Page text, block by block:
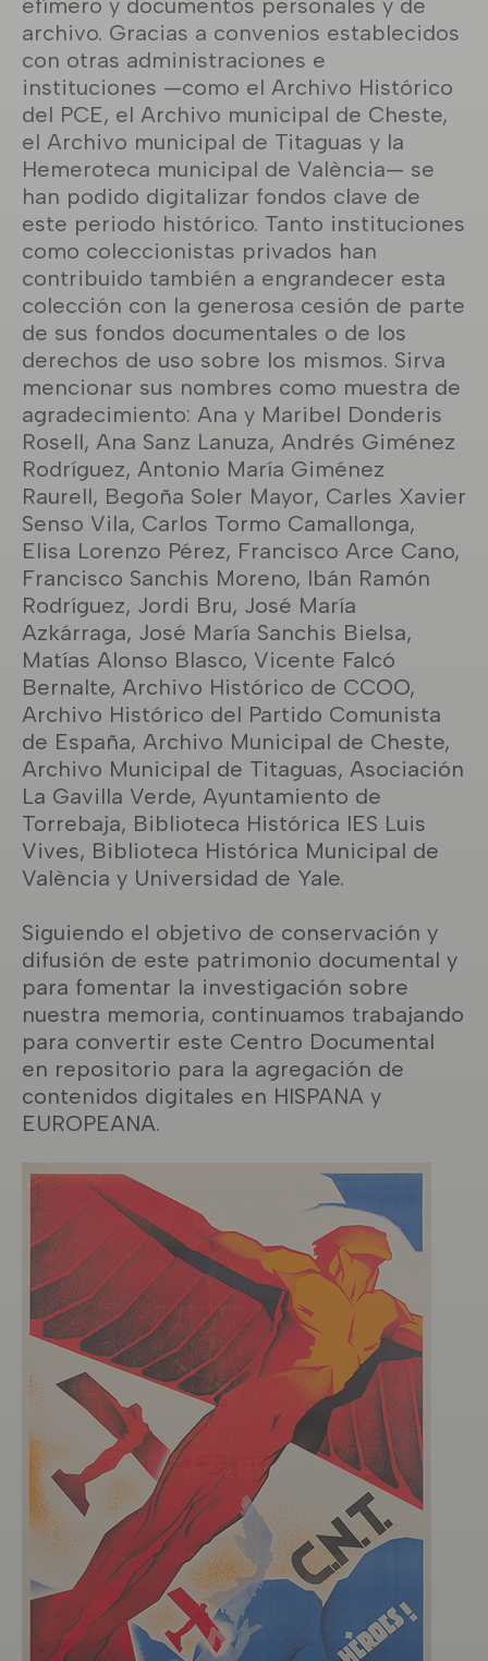
efímero y documentos personales y de
archivo. Gracias a convenios establecidos
con otras administraciones e
instituciones —como el Archivo Histórico
del PCE, el Archivo municipal de Cheste,
el Archivo municipal de Titaguas y la
Hemeroteca municipal de València— se
han podido digitalizar fondos clave de
este periodo histórico. Tanto instituciones
como coleccionistas privados han
contribuido también a engrandecer esta
colección con la generosa cesión de parte
de sus fondos documentales o de los
derechos de uso sobre los mismos. Sirva
mencionar sus nombres como muestra de
agradecimiento: Ana y Maribel Donderis
Rosell, Ana Sanz Lanuza, Andrés Giménez
Rodríguez, Antonio María Giménez
Raurell, Begoña Soler Mayor, Carles Xavier
Senso Vila, Carlos Tormo Camallonga,
Elisa Lorenzo Pérez, Francisco Arce Cano,
Francisco Sanchis Moreno, Ibán Ramón
Rodríguez, Jordi Bru, José María
Azkárraga, José María Sanchis Bielsa,
Matías Alonso Blasco, Vicente Falcó
Bernalte, Archivo Histórico de CCOO,
Archivo Histórico del Partido Comunista
de España, Archivo Municipal de Cheste,
Archivo Municipal de Titaguas, Asociación
La Gavilla Verde, Ayuntamiento de
Torrebaja, Biblioteca Histórica IES Luis
Vives, Biblioteca Histórica Municipal de
València y Universidad de Yale.
Siguiendo el objetivo de conservación y
difusión de este patrimonio documental y
para fomentar la investigación sobre
nuestra memoria, continuamos trabajando
para convertir este Centro Documental
en repositorio para la agregación de
contenidos digitales en HISPANA y
EUROPEANA.